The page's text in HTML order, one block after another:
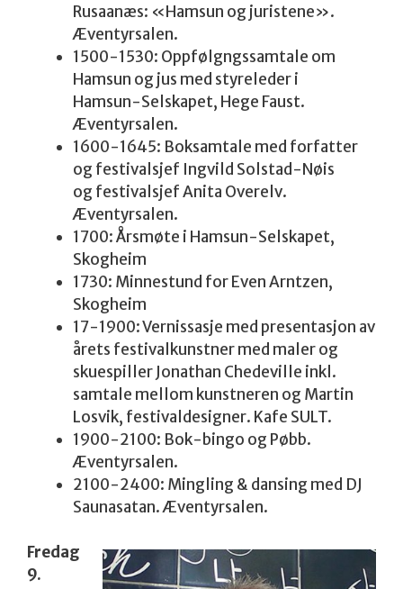
Rusaanæs: «Hamsun og juristene».
Æventyrsalen.
1500-1530: Oppfølgngssamtale om
Hamsun og jus med styreleder i
Hamsun-Selskapet, Hege Faust.
Æventyrsalen.
1600-1645: Boksamtale med forfatter
og festivalsjef Ingvild Solstad-Nøis
og festivalsjef Anita Overelv.
Æventyrsalen.
1700: Årsmøte i Hamsun-Selskapet,
Skogheim
1730: Minnestund for Even Arntzen,
Skogheim
17-1900: Vernissasje med presentasjon av
årets festivalkunstner med maler og
skuespiller Jonathan Chedeville inkl.
samtale mellom kunstneren og Martin
Losvik, festivaldesigner. Kafe SULT.
1900-2100: Bok-bingo og Pøbb.
Æventyrsalen.
2100-2400: Mingling & dansing med DJ
Saunasatan. Æventyrsalen.
Fredag
9.